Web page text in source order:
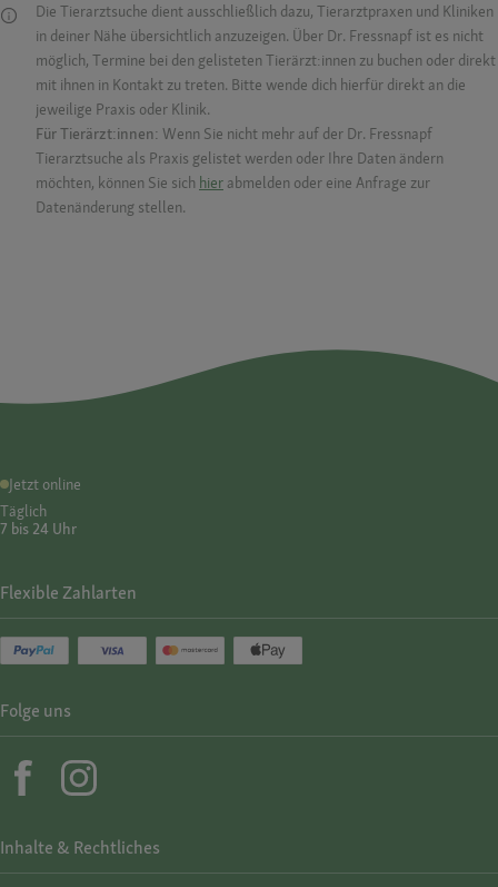
Die Tierarztsuche dient ausschließlich dazu, Tierarztpraxen und Kliniken
in deiner Nähe übersichtlich anzuzeigen. Über Dr. Fressnapf ist es nicht
möglich, Termine bei den gelisteten Tierärzt:innen zu buchen oder direkt
mit ihnen in Kontakt zu treten. Bitte wende dich hierfür direkt an die
jeweilige Praxis oder Klinik.
Für Tierärzt:innen: Wenn Sie nicht mehr auf der Dr. Fressnapf
Tierarztsuche als Praxis gelistet werden oder Ihre Daten ändern
möchten, können Sie sich hier abmelden oder eine Anfrage zur
Datenänderung stellen.
Jetzt online
Täglich
7 bis 24 Uhr
Inhalte & Rechtliches
Flexible Zahlarten
Folge uns